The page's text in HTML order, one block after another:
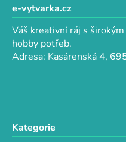
e-vytvarka.cz
Váš kreativní ráj s
hobby potřeb.
Adresa: Kasárenská 4,
Kategorie